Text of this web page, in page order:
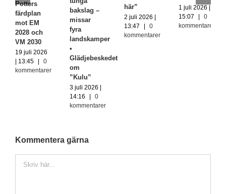
Potters
färdplan
mot EM
2028 och
VM 2030
19 juli 2026
| 13:45
|
0
kommentarer
bakslag –
missar
fyra
landskamper
•
Glädjebeskedet
om
”Kulu”
3 juli 2026 |
14:16
|
0
kommentarer
här”
2 juli 2026 |
13:47
|
0
kommentarer
1 juli 2026 |
15:07
|
0
kommentarer
Kommentera gärna